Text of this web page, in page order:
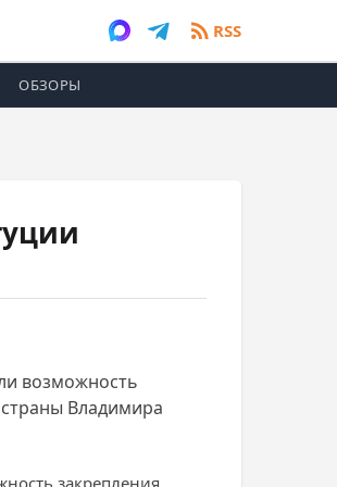
RSS
ОБЗОРЫ
возможность
Владимира
закрепления